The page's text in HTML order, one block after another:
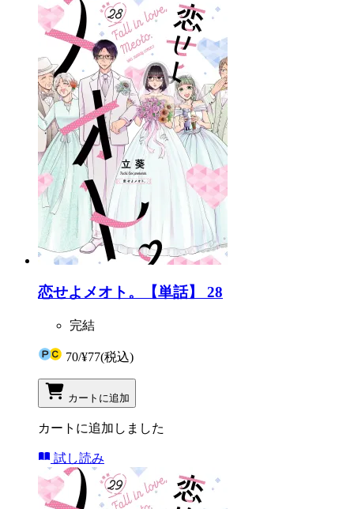
恋せよメオト。【単話】 28
完結
70/¥77(税込)
カートに追加
カートに追加しました
試し読み